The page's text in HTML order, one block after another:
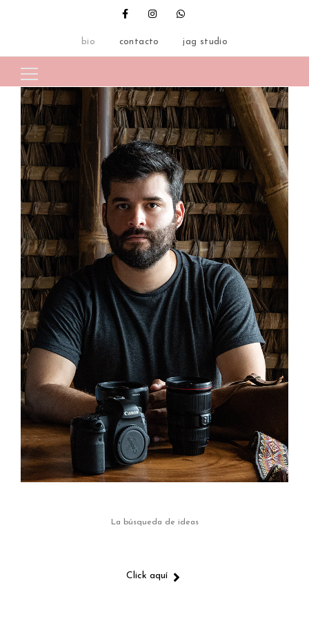
bio contacto jag studio
Search for:
La búsqueda de ideas
Click aquí